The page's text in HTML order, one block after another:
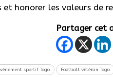
et honorer les valeurs de
Partager cet
sportif Togo Football vétéran Togo